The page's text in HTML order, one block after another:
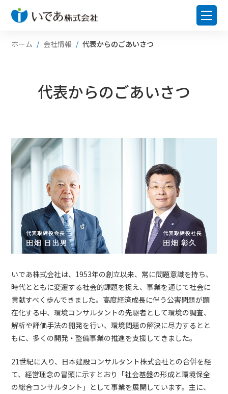
ホーム 会社情報 代表からのごあいさつ
代表からのごあいさつ
いであ株式会社は、1953年の創立以来、常に問題意識を持ち、
時代とともに変遷する社会的課題を捉え、事業を通じて社会に
貢献すべく歩んできました。高度経済成長に伴う公害問題が顕
在化する中、環境コンサルタントの先駆者として環境の調査、
解析や評価手法の開発を行い、環境問題の解決に尽力するとと
もに、多くの開発・整備事業の推進を支援してきました。
21世紀に入り、日本建設コンサルタント株式会社との合併を経
て、経営理念の冒頭に示すとおり「社会基盤の形成と環境保全
の総合コンサルタント」として事業を展開しています。主に、